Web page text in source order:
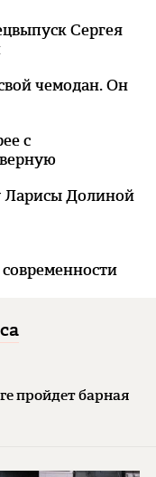
Сергея
чемодан. Он
с
Ларисы Долиной
пройдет барная